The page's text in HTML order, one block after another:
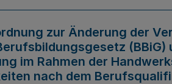
zur Änderung der
im Rahmen der
nach dem